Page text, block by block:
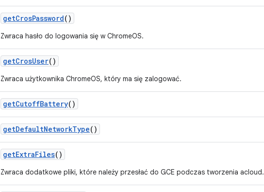
getCrosPassword()
Zwraca hasło do logowania się w ChromeOS.
getCrosUser()
Zwraca użytkownika ChromeOS, który ma się zalogować.
getCutoffBattery()
getDefaultNetworkType()
getExtraFiles()
Zwraca dodatkowe pliki, które należy przesłać do GCE podczas tworzenia acloud.